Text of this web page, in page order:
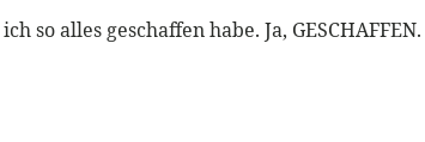
so alles geschaffen habe. Ja,